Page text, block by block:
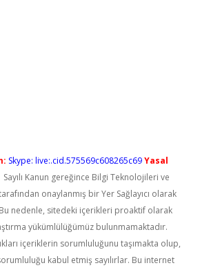
Skype: live:.cid.575569c608265c69Yasal
Sayılı Kanun gereğince Bilgi Teknolojileri ve
onaylanmış bir Yer Sağlayıcı olarak
nedenle, sitedeki içerikleri proaktif olarak
yükümlülüğümüz bulunmamaktadır.
içeriklerin sorumluluğunu taşımakta olup,
kabul etmiş sayılırlar. Bu internet